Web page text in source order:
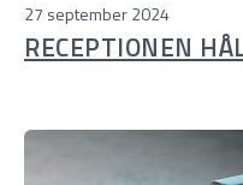
27 september 2024
RECEPTIONEN